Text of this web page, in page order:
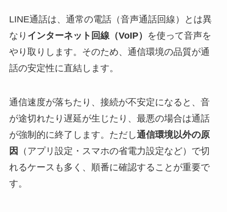
LINE通話は、通常の電話（音声通話回線）とは異
なり インターネット回線（VoIP）
を使って音声を
やり取りします。そのため、通信環境の品質が通
話の安定性に直結します。
通信速度が落ちたり、接続が不安定になると、音
が途切れたり遅延が生じたり、最悪の場合は通話
が強制的に終了します。ただし通信環境以外の原
因
（アプリ設定・スマホの省電力設定など）で切
れるケースも多く、順番に確認することが重要で
す。